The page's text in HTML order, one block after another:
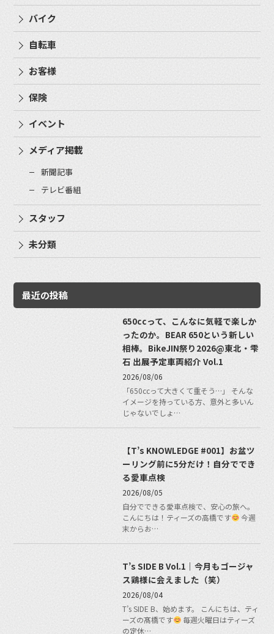
バイク
自転車
お客様
保険
イベント
メディア掲載
新聞記事
テレビ番組
スタッフ
未分類
最近の投稿
650ccって、こんなに気軽で楽しか
ったのか。BEAR 650という新しい
相棒。BikeJIN祭り2026@東北・雫
石 出展予定車両紹介 Vol.1
2026/08/06
「650ccって大きくて重そう…」 そんな
イメージを持っている方、意外と多いん
じゃないでしょ…
【T’s KNOWLEDGE #001】お盆ツ
ーリング前に5分だけ！自分ででき
る愛車点検
2026/08/05
自分でできる愛車点検で、安心の旅へ。
こんにちは！ティーズの高橋です
今週
末からお…
T’s SIDE B Vol.1｜今月もゴージャ
ス鶏様に会えました（笑）
2026/08/04
T’s SIDE B、始めます。 こんにちは、ティ
ーズの髙橋です
毎週火曜日はティーズ
の定休…